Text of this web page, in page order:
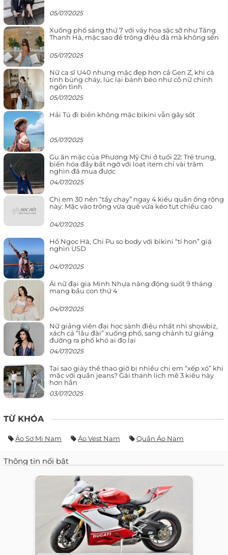
05/07/2025
Xuống phố sáng thứ 7 với váy hoa sặc sỡ như Tăng
Thanh Hà, mặc sao để trông điệu đà mà không sến
05/07/2025
Nữ ca sĩ U40 nhưng mặc đẹp hơn cả Gen Z, khi cá
tính bùng cháy, lúc lại bánh bèo như cô nữ chính
ngôn tình
05/07/2025
Hải Tú đi biển không mặc bikini vẫn gây sốt
05/07/2025
Gu ăn mặc của Phương Mỹ Chi ở tuổi 22: Trẻ trung,
biến hóa đầy bất ngờ với loạt item chỉ vài trăm
nghìn đã mua được
04/07/2025
Chị em 30 nên “tẩy chay” ngay 4 kiểu quần ống rộng
này: Mặc vào trông vừa quê vừa kéo tụt chiều cao
04/07/2025
Hồ Ngọc Hà, Chi Pu so body với bikini “tí hon” giá
nghìn USD
04/07/2025
Ái nữ đại gia Minh Nhựa năng động suốt 9 tháng
mang bầu con thứ 4
04/07/2025
Nữ giảng viên đại học sành điệu nhất nhì showbiz,
xách cả “lâu đài” xuống phố, sang chảnh từ giảng
đường ra phố khó ai đọ lại
04/07/2025
Tại sao giày thể thao giờ bị nhiều chị em “xếp xó” khi
mặc với quần jeans? Gái thanh lịch mê 3 kiểu này
hơn hẳn
03/07/2025
TỪ KHÓA
Áo Sơ Mi Nam Áo Vest Nam Quần Áo Nam
Thông tin nổi bật